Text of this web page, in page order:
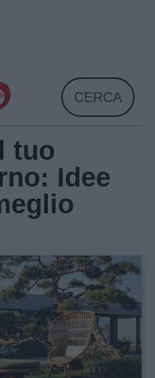
CERCA
tuo
Idee